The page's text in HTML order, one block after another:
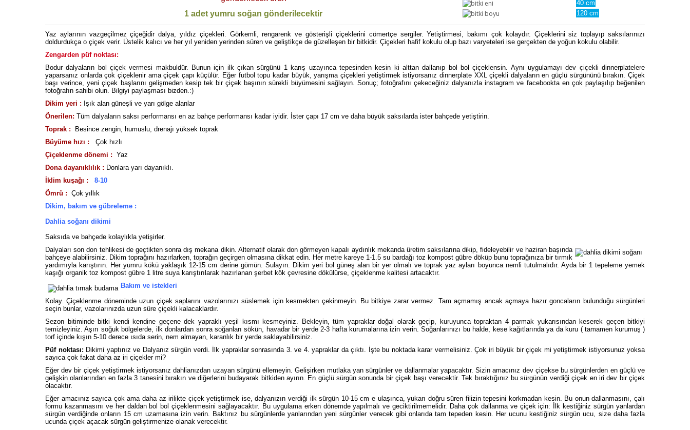
40 cm
1 adet yumru soğan gönderilecektir 120 cm
Yaz aylarının vazgeçilmez çiçeğidir dalya, yıldız çiçekleri. Görkemli, rengarenk ve gösterişli çiçeklerini cömertçe sergiler. Yetiştirmesi, bakımı çok kolaydır. Çiçeklerini siz toplayıp saksılarınızı
doldurdukça o çiçek verir. Üstelik kalıcı ve her yıl yeniden yerinden süren ve geliştikçe de güzelleşen bir bitkidir. Çiçekleri hafif kokulu olup bazı varyeteleri ise gerçekten de yoğun kokulu olabilir.
Zengarden püf noktası:
Bodur dalyaların bol çiçek vermesi makbuldür. Bunun için ilk çıkan sürgünü 1 karış uzayınca tepesinden kesin ki alttan dallanıp bol bol çiçeklensin. Aynı uygulamayı dev çiçekli dinnerplatelere
yaparsanız onlarda çok çiçeklenir ama çiçek çapı küçülür. Eğer futbol topu kadar büyük, yarışma çiçekleri yetiştirmek istiyorsanız dinnerplate XXL çiçekli dalyaların en güçlü sürgününü bırakın. Çiçek
başı verince, yeni çiçek başlarını gelişmeden kesip tek bir çiçek başının sürekli büyümesini sağlayın. Sonuç; fotoğrafını çekeceğiniz dalyanızla instagram ve facebookta en çok paylaşılıp beğenilen
fotoğrafın sahibi olun. Bilgiyi paylaşması bizden.:)
Dikim yeri : Işık alan güneşli ve yarı gölge alanlar
Önerilen: Tüm dalyaların saksı performansı en az bahçe performansı kadar iyidir. İster çapı 17 cm ve daha büyük saksılarda ister bahçede yetiştirin.
Toprak : Besince zengin, humuslu, drenajı yüksek toprak
Büyüme hızı : Çok hızlı
Çiçeklenme dönemi : Yaz
Dona dayanıklılık : Donlara yarı dayanıklı.
İklim kuşağı :
8-10
Ömrü : Çok yıllık
Dikim, bakım ve gübreleme :
Dahlia soğanı dikimi
Saksıda ve bahçede kolaylıkla yetişirler.
Dalyaları son don tehlikesi de geçtikten sonra dış mekana dikin. Alternatif olarak don görmeyen kapalı aydınlık mekanda üretim saksılarına dikip, fideleyebilir ve haziran başında
bahçeye alabilirsiniz. Dikim toprağını hazırlarken, toprağın geçirgen olmasına dikkat edin. Her metre kareye 1-1.5 su bardağı toz kompost gübre döküp bunu toprağınıza bir tırmık
yardımıyla karıştırın. Her yumru kökü yaklaşık 12-15 cm derine gömün. Sulayın. Dikim yeri bol güneş alan bir yer olmalı ve toprak yaz ayları boyunca nemli tutulmalıdır. Ayda bir 1 tepeleme yemek
kaşığı organik toz kompost gübre 1 litre suya karıştırılarak hazırlanan şerbet kök çevresine dökülürse, çiçeklenme kalitesi artacaktır.
Bakım ve istekleri
Kolay. Çiçeklenme döneminde uzun çiçek saplarını vazolarınızı süslemek için kesmekten çekinmeyin. Bu bitkiye zarar vermez. Tam açmamış ancak açmaya hazır goncaların bulunduğu sürgünleri
seçin bunlar, vazolarınızda uzun süre çiçekli kalacaklardır.
Sezon bitiminde bitki kendi kendine geçene dek yapraklı yeşil kısmı kesmeyiniz. Bekleyin, tüm yapraklar doğal olarak geçip, kuruyunca topraktan 4 parmak yukarısından keserek geçen bitkiyi
temizleyiniz. Aşırı soğuk bölgelerde, ilk donlardan sonra soğanları sökün, havadar bir yerde 2-3 hafta kurumalarına izin verin. Soğanlarınızı bu halde, kese kağıtlarında ya da kuru ( tamamen kurumuş )
torf içinde kışın 5-10 derece ısıda serin, nem almayan, karanlık bir yerde saklayabilirsiniz.
Püf noktası: Dikimi yaptınız ve Dalyanız sürgün verdi. İlk yapraklar sonrasında 3. ve 4. yapraklar da çıktı. İşte bu noktada karar vermelisiniz. Çok iri büyük bir çiçek mi yetiştirmek istiyorsunuz yoksa
sayıca çok fakat daha az iri çiçekler mi?
Eğer dev bir çiçek yetiştirmek istiyorsanız dahlianızdan uzayan sürgünü ellemeyin. Gelişirken mutlaka yan sürgünler ve dallanmalar yapacaktır. Sizin amacınız dev çiçekse bu sürgünlerden en güçlü ve
gelişkin olanlarından en fazla 3 tanesini bırakın ve diğerlerini budayarak bitkiden ayırın. En güçlü sürgün sonunda bir çiçek başı verecektir. Tek bıraktığınız bu sürgünün verdiği çiçek en iri dev bir çiçek
olacaktır.
Eğer amacınız sayıca çok ama daha az irilikte çiçek yetiştirmek ise, dalyanızın verdiği ilk sürgün 10-15 cm e ulaşınca, yukarı doğru süren filizin tepesini korkmadan kesin. Bu onun dallanmasını, çalı
formu kazanmasını ve her daldan bol bol çiçeklenmesini sağlayacaktır. Bu uygulama erken dönemde yapılmalı ve geciktirilmemelidir. Daha çok dallanma ve çiçek için: İlk kestiğiniz sürgün yanlardan
sürgün verdiğinde onların 15 cm uzamasına izin verin. Baktınız bu sürgünlerde yanlarından yeni sürgünler verecek gibi onlarıda tam tepeden kesin. Her ucunu kestiğiniz sürgün ucu, size daha fazla
ucunda çiçek açacak sürgün geliştirmenize olanak verecektir.